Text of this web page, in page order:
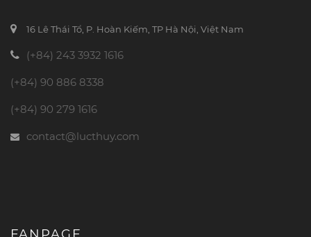
16 Lê Thái Tổ, P. Hoàn Kiếm, TP Hà Nội, Việt Nam
(+84) 243 3932 1616
(+84) 90 886 8338
(+84) 90 279 1616
contact@lucthuy.com